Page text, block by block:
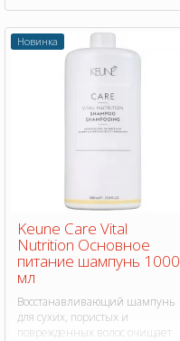
Новинка
Keune Care Vital
Nutrition Основное
питание шампунь 1000
мл
Восстанавливающий шампунь
для сухих, пористых и
поврежденных волос очищает